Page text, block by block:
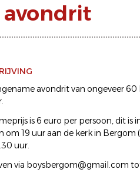
avondrit
avondrit van ongeveer
is 6 euro per persoon, dit is
om 19 uur aan de kerk in Bergom
uur.
via boysbergom@gmail.com